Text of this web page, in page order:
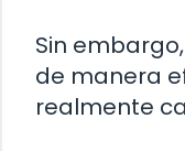
Sin
de manera
realmente